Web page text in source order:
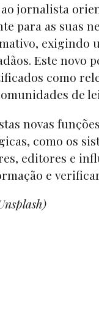
jornalista
para as suas
exigindo
Este
como
de
novas
como os
editores e
e